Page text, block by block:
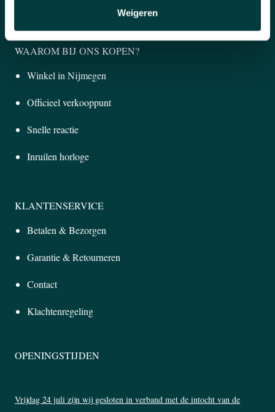
Weigeren
WAAROM BIJ ONS KOPEN?
Winkel in Nijmegen
Officieel verkooppunt
Snelle reactie
Inruilen horloge
KLANTENSERVICE
Betalen & Bezorgen
Garantie & Retourneren
Contact
Klachtenregeling
OPENINGSTIJDEN
Vrijdag 24 juli zijn wij gesloten in verband met de intocht van de